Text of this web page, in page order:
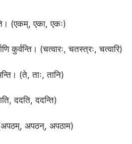
(एकम्, एका, एकः)
कुर्वन्ति। (चत्वारः, चतस्त्रः, चत्वारि)
(ते, ताः, तानि)
ददति, ददन्ति)
अपठन्, अपठाम)